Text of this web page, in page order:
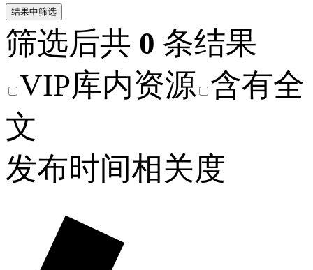
结果中筛选
筛选后共 0 条结果
VIP库内资源 含有全
文
发布时间相关度